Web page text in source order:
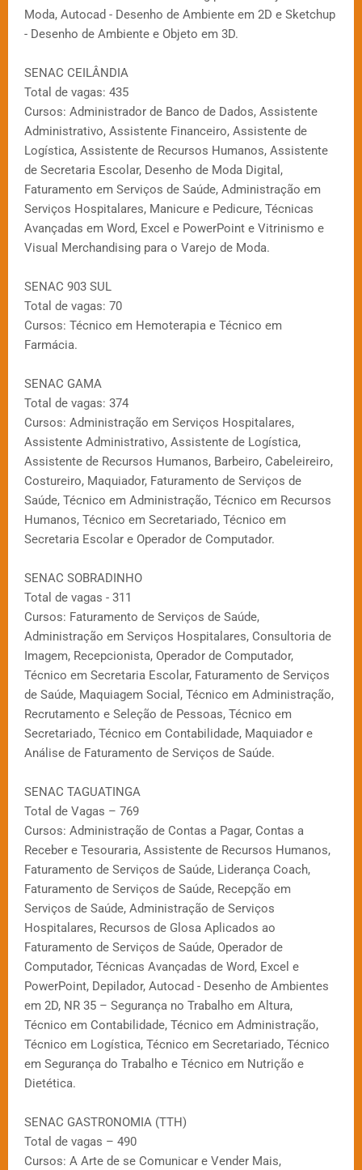
Moda, Autocad - Desenho de Ambiente em 2D e Sketchup
- Desenho de Ambiente e Objeto em 3D.
SENAC CEILÂNDIA
Total de vagas: 435
Cursos: Administrador de Banco de Dados, Assistente
Administrativo, Assistente Financeiro, Assistente de
Logística, Assistente de Recursos Humanos, Assistente
de Secretaria Escolar, Desenho de Moda Digital,
Faturamento em Serviços de Saúde, Administração em
Serviços Hospitalares, Manicure e Pedicure, Técnicas
Avançadas em Word, Excel e PowerPoint e Vitrinismo e
Visual Merchandising para o Varejo de Moda.
SENAC 903 SUL
Total de vagas: 70
Cursos: Técnico em Hemoterapia e Técnico em
Farmácia.
SENAC GAMA
Total de vagas: 374
Cursos: Administração em Serviços Hospitalares,
Assistente Administrativo, Assistente de Logística,
Assistente de Recursos Humanos, Barbeiro, Cabeleireiro,
Costureiro, Maquiador, Faturamento de Serviços de
Saúde, Técnico em Administração, Técnico em Recursos
Humanos, Técnico em Secretariado, Técnico em
Secretaria Escolar e Operador de Computador.
SENAC SOBRADINHO
Total de vagas - 311
Cursos: Faturamento de Serviços de Saúde,
Administração em Serviços Hospitalares, Consultoria de
Imagem, Recepcionista, Operador de Computador,
Técnico em Secretaria Escolar, Faturamento de Serviços
de Saúde, Maquiagem Social, Técnico em Administração,
Recrutamento e Seleção de Pessoas, Técnico em
Secretariado, Técnico em Contabilidade, Maquiador e
Análise de Faturamento de Serviços de Saúde.
SENAC TAGUATINGA
Total de Vagas – 769
Cursos: Administração de Contas a Pagar, Contas a
Receber e Tesouraria, Assistente de Recursos Humanos,
Faturamento de Serviços de Saúde, Liderança Coach,
Faturamento de Serviços de Saúde, Recepção em
Serviços de Saúde, Administração de Serviços
Hospitalares, Recursos de Glosa Aplicados ao
Faturamento de Serviços de Saúde, Operador de
Computador, Técnicas Avançadas de Word, Excel e
PowerPoint, Depilador, Autocad - Desenho de Ambientes
em 2D, NR 35 – Segurança no Trabalho em Altura,
Técnico em Contabilidade, Técnico em Administração,
Técnico em Logística, Técnico em Secretariado, Técnico
em Segurança do Trabalho e Técnico em Nutrição e
Dietética.
SENAC GASTRONOMIA (TTH)
Total de vagas – 490
Cursos: A Arte de se Comunicar e Vender Mais,